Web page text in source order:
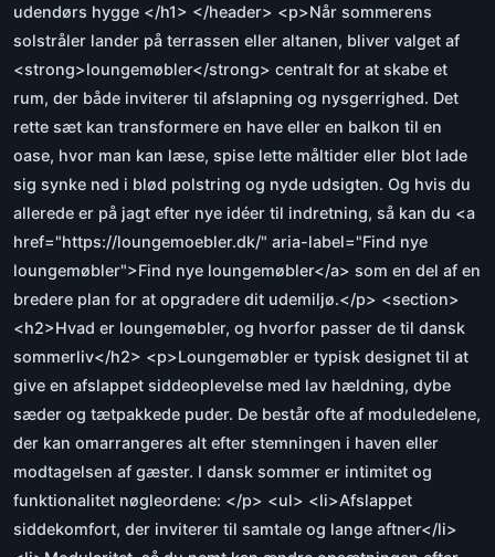
udendørs hygge </h1> </header> <p>Når sommerens
solstråler lander på terrassen eller altanen, bliver valget af
<strong>loungemøbler</strong> centralt for at skabe et
rum, der både inviterer til afslapning og nysgerrighed. Det
rette sæt kan transformere en have eller en balkon til en
oase, hvor man kan læse, spise lette måltider eller blot lade
sig synke ned i blød polstring og nyde udsigten. Og hvis du
allerede er på jagt efter nye idéer til indretning, så kan du <a
href="https://loungemoebler.dk/" aria-label="Find nye
loungemøbler">Find nye loungemøbler</a> som en del af en
bredere plan for at opgradere dit udemiljø.</p> <section>
<h2>Hvad er loungemøbler, og hvorfor passer de til dansk
sommerliv</h2> <p>Loungemøbler er typisk designet til at
give en afslappet siddeoplevelse med lav hældning, dybe
sæder og tætpakkede puder. De består ofte af moduledelene,
der kan omarrangeres alt efter stemningen i haven eller
modtagelsen af gæster. I dansk sommer er intimitet og
funktionalitet nøgleordene: </p> <ul> <li>Afslappet
siddekomfort, der inviterer til samtale og lange aftner</li>